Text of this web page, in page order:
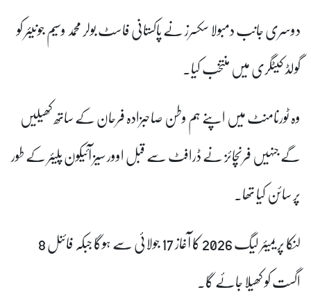
دوسری جانب دمبولا سکسرز نے پاکستانی فاسٹ بولر محمد وسیم جونیئر کو
گولڈ کیٹگری میں منتخب کیا۔
وہ ٹورنامنٹ میں اپنے ہم وطن صاحبزادہ فرحان کے ساتھ کھیلیں
گے جنہیں فرنچائز نے ڈرافٹ سے قبل اوور سیز آئیکون پلیئر کے طور
پر سائن کیا تھا۔
لنکا پریمیئر لیگ 2026 کا آغاز 17 جولائی سے ہوگا جبکہ فائنل 8
اگست کو کھیلا جائے گا۔